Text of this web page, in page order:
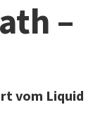
–
vom Liquid